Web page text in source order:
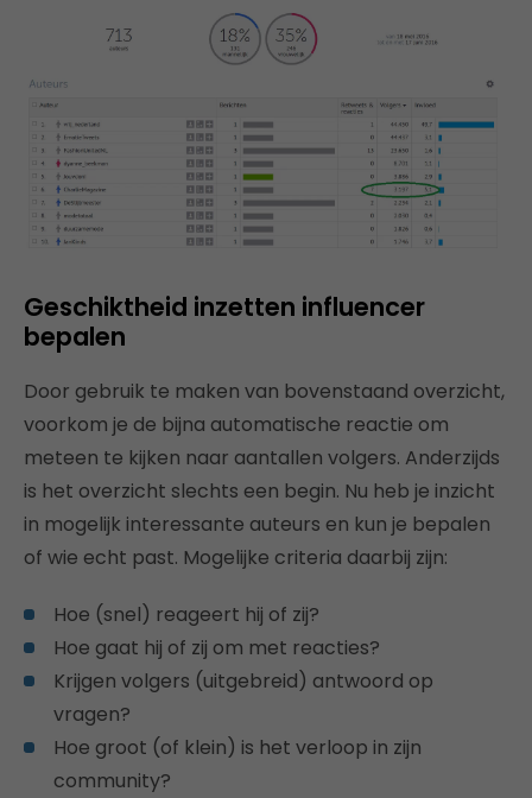
Geschiktheid inzetten influencer
bepalen
Door gebruik te maken van bovenstaand overzicht,
voorkom je de bijna automatische reactie om
meteen te kijken naar aantallen volgers. Anderzijds
is het overzicht slechts een begin. Nu heb je inzicht
in mogelijk interessante auteurs en kun je bepalen
of wie echt past. Mogelijke criteria daarbij zijn:
Hoe (snel) reageert hij of zij?
Hoe gaat hij of zij om met reacties?
Krijgen volgers (uitgebreid) antwoord op
vragen?
Hoe groot (of klein) is het verloop in zijn
community?